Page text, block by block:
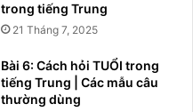
trong tiếng Trung
21 Tháng 7, 2025
Bài 6: Cách hỏi TUỔI trong
tiếng Trung | Các mẫu câu
thường dùng